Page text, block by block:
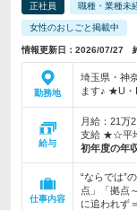
正社員 職種・業種未
女性のおしごと掲載中
情報更新日：2026/07/27
勤務地
埼玉県・神
ます♪ ★U
給与
月給：21万
支給 ★☆平
初年度の年
仕事内容
“ならでは”
点」「拠点
に追われず